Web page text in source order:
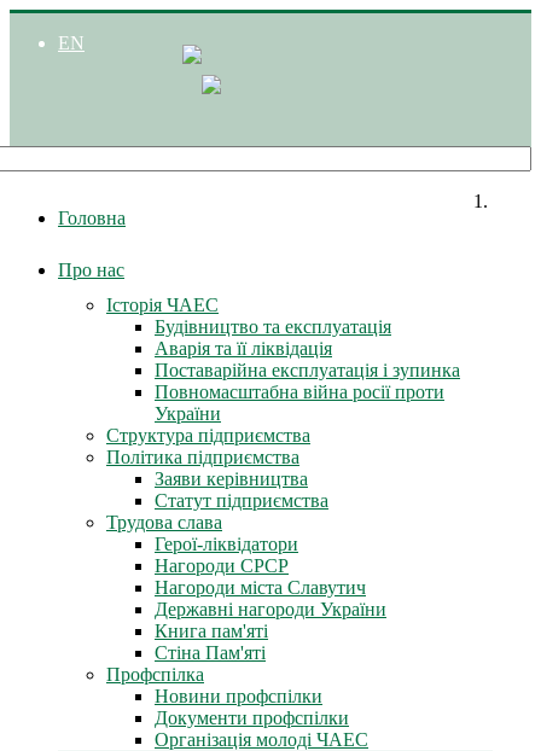
EN
Головна
Про нас
Історія ЧАЕС
Будівництво та експлуатація
Аварія та її ліквідація
Поставарійна експлуатація і зупинка
Повномасштабна війна росії проти
України
Структура підприємства
Політика підприємства
Заяви керівництва
Статут підприємства
Трудова слава
Герої-ліквідатори
Нагороди СРСР
Нагороди міста Славутич
Державні нагороди України
Книга пам'яті
Стіна Пам'яті
Профспілка
Новини профспілки
Документи профспілки
Організація молоді ЧАЕС